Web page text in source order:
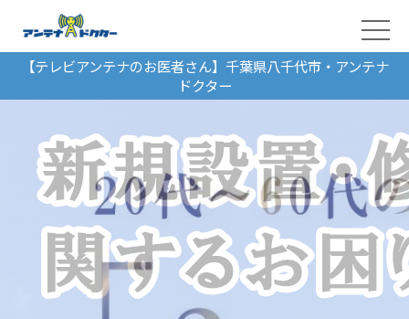
【テレビアンテナのお医者さん】千葉県八千代市・アンテナ
ドクター